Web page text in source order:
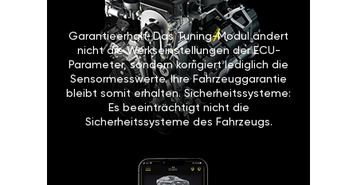
Garantieerhalt: Das Tuning-Modul ändert
nicht die Werkseinstellungen der ECU-
Parameter, sondern korrigiert lediglich die
Sensormesswerte. Ihre Fahrzeuggarantie
bleibt somit erhalten. Sicherheitssysteme:
Es beeinträchtigt nicht die
Sicherheitssysteme des Fahrzeugs.